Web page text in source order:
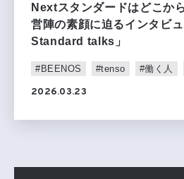
Nextスタンダードはどこか
営陣の素顔に迫るインタビ
Standard talks」
#BEENOS #tenso #働く人
2026.03.23